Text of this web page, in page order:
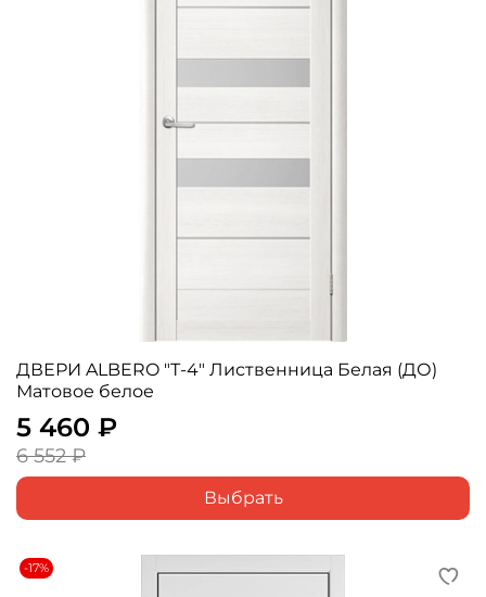
ДВЕРИ ALBERO "Т-4" Лиственница Белая (ДО)
Матовое белое
5 460 ₽
6 552 ₽
Выбрать
-17%